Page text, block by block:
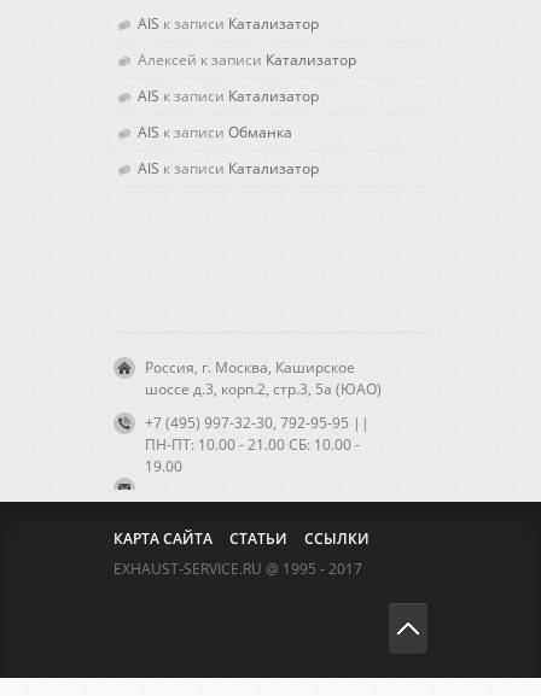
AIS к записи Катализатор
Алексей к записи Катализатор
AIS к записи Катализатор
AIS к записи Обманка
AIS к записи Катализатор
Россия, г. Москва, Каширское
шоссе д.3, корп.2, стр.3, 5а (ЮАО)
+7 (495) 997-32-30, 792-95-95 ||
ПН-ПТ: 10.00 - 21.00 CБ: 10.00 -
19.00
КАРТА САЙТА СТАТЬИ
ССЫЛКИ
EXHAUST-SERVICE.RU @ 1995 - 2017